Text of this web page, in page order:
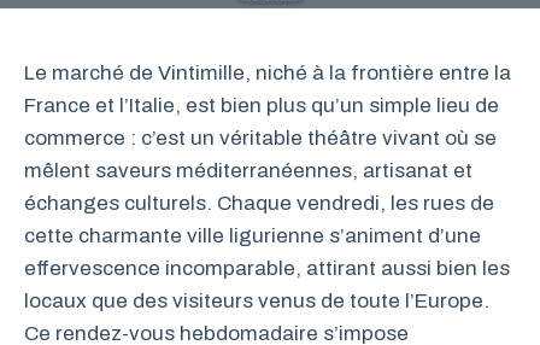
Le marché de Vintimille, niché à la frontière entre la
France et l’Italie, est bien plus qu’un simple lieu de
commerce : c’est un véritable théâtre vivant où se
mêlent saveurs méditerranéennes, artisanat et
échanges culturels. Chaque vendredi, les rues de
cette charmante ville ligurienne s’animent d’une
effervescence incomparable, attirant aussi bien les
locaux que des visiteurs venus de toute l’Europe.
Ce rendez-vous hebdomadaire s’impose